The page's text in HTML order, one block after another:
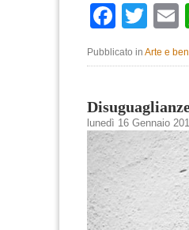
Pubblicato in Arte e
lunedì 16 Gennaio